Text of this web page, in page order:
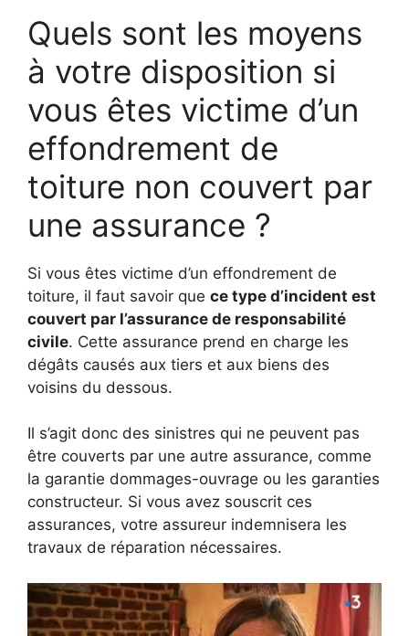
Quels sont les moyens
à votre disposition si
vous êtes victime d’un
effondrement de
toiture non couvert par
une assurance ?
Si vous êtes victime d’un effondrement de
toiture, il faut savoir que ce type d’incident est
couvert par l’assurance de responsabilité
civile. Cette assurance prend en charge les
dégâts causés aux tiers et aux biens des
voisins du dessous.
Il s’agit donc des sinistres qui ne peuvent pas
être couverts par une autre assurance, comme
la garantie dommages-ouvrage ou les garanties
constructeur. Si vous avez souscrit ces
assurances, votre assureur indemnisera les
travaux de réparation nécessaires.